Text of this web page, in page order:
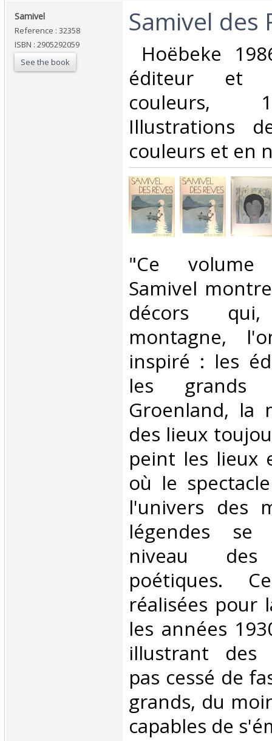
‎Samivel‎
Reference : 32358
ISBN : 2905292059
See the book
‎Samivel des
Hoëbeke
éditeur et
couleurs,
Illustrations
couleurs et en
‎"Ce
Samivel
décors
montagne,
inspiré : les
les grands
Groenland, la
des lieux
peint les lieux
où le
l'univers des
légendes se
niveau des
poétiques.
réalisées pour
les années
illustrant des
pas cessé de
grands, du
capables de